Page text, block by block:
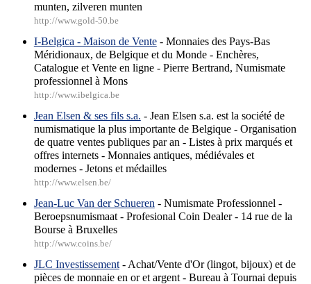
munten, zilveren munten
http://www.gold-50.be
I-Belgica - Maison de Vente- Monnaies des Pays-Bas
Méridionaux, de Belgique et du Monde - Enchères,
Catalogue et Vente en ligne - Pierre Bertrand, Numismate
professionnel à Mons
http://www.ibelgica.be
Jean Elsen & ses fils s.a. - Jean Elsen s.a. est la société de
numismatique la plus importante de Belgique - Organisation
de quatre ventes publiques par an - Listes à prix marqués et
offres internets - Monnaies antiques, médiévales et
modernes - Jetons et médailles
http://www.elsen.be/
Jean-Luc Van der Schueren - Numismate Professionnel -
Beroepsnumismaat - Profesional Coin Dealer - 14 rue de la
Bourse à Bruxelles
http://www.coins.be/
JLC Investissement- Achat/Vente d'Or (lingot, bijoux) et de
pièces de monnaie en or et argent - Bureau à Tournai depuis